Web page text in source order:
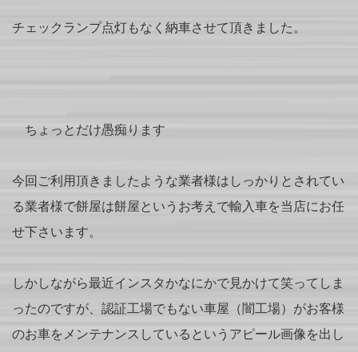
チェックランプ点灯もなく納車させて頂きました。
ちょっとだけ愚痴ります
今回ご利用頂きましたような業者様はしっかりとされてい
る業者様で餅屋は餅屋というお考えで輸入車を当店にお任
せ下さいます。
しかしながら最近インスタかなにかで見かけて笑ってしま
ったのですが、認証工場でもない車屋（闇工場）がお客様
のお車をメンテナンスしているというアピール画像を出し